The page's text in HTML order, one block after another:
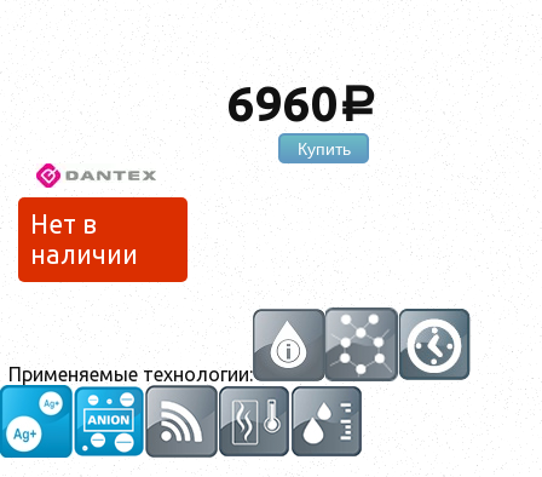
6960a
Купить
Нет в
наличии
Применяемые технологии: